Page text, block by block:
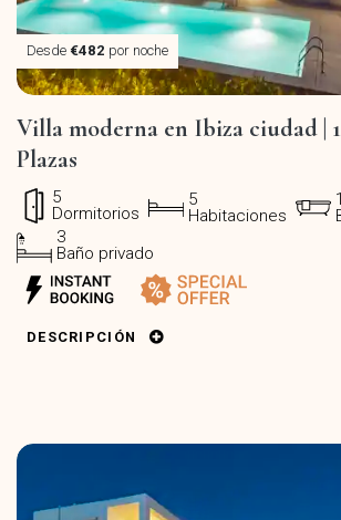
Desde €482 por noche
Villa moderna en Ibiza ciudad |
Plazas
5
Dormitorios
5
Habitaciones
1
3
Baño privado
DESCRIPCIÓN